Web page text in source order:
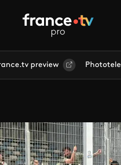
preview Phototele